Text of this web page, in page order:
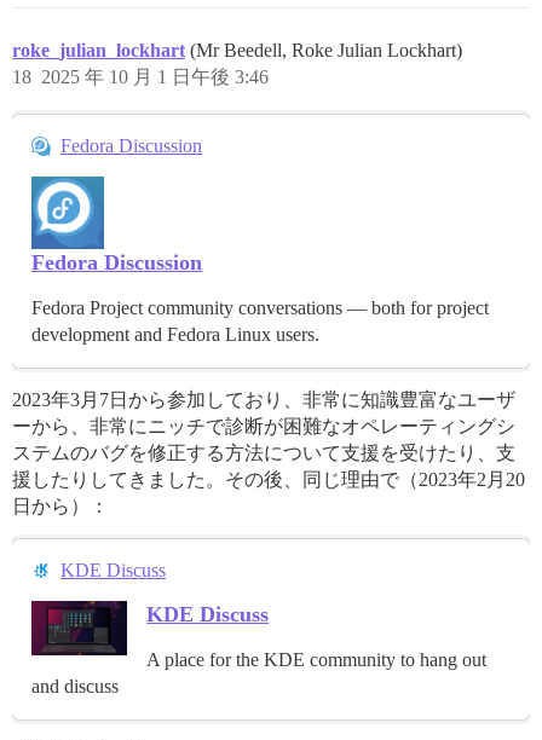
roke_julian_lockhart (Mr Beedell, Roke Julian Lockhart)
2025 年 10 月 1 日午後 3:46
18
Fedora Discussion
Fedora Discussion
Fedora Project community conversations — both for project
development and Fedora Linux users.
2023年3月7日から参加しており、非常に知識豊富なユーザ
ーから、非常にニッチで診断が困難なオペレーティングシ
ステムのバグを修正する方法について支援を受けたり、支
援したりしてきました。その後、同じ理由で（2023年2月20
日から）：
KDE Discuss
KDE Discuss
A place for the KDE community to hang out
and discuss